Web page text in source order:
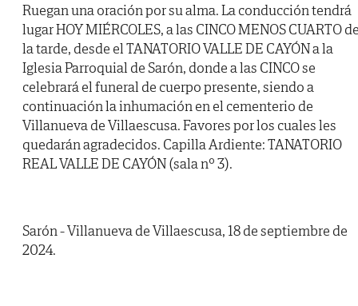
Ruegan una oración por su alma. La conducción tendrá
lugar HOY MIÉRCOLES, a las CINCO MENOS CUARTO
la tarde, desde el TANATORIO VALLE DE CAYÓN a la
Iglesia Parroquial de Sarón, donde a las CINCO se
celebrará el funeral de cuerpo presente, siendo a
continuación la inhumación en el cementerio de
Villanueva de Villaescusa. Favores por los cuales les
quedarán agradecidos. Capilla Ardiente: TANATORIO
REAL VALLE DE CAYÓN (sala nº 3).
Sarón - Villanueva de Villaescusa, 18 de septiembre de
2024.